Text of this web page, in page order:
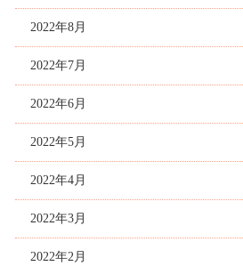
2022年8月
2022年7月
2022年6月
2022年5月
2022年4月
2022年3月
2022年2月